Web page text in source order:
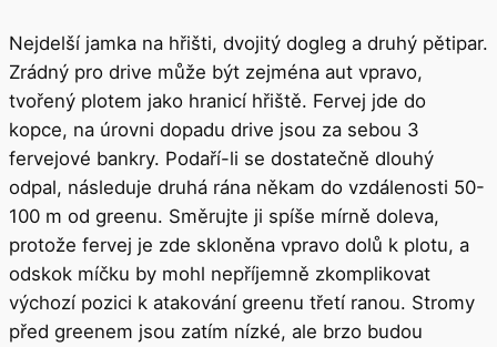
Nejdelší jamka na hřišti, dvojitý dogleg a druhý pětipar.
Zrádný pro drive může být zejména aut vpravo,
tvořený plotem jako hranicí hřiště. Fervej jde do
kopce, na úrovni dopadu drive jsou za sebou 3
fervejové bankry. Podaří-li se dostatečně dlouhý
odpal, následuje druhá rána někam do vzdálenosti 50-
100 m od greenu. Směrujte ji spíše mírně doleva,
protože fervej je zde skloněna vpravo dolů k plotu, a
odskok míčku by mohl nepříjemně zkomplikovat
výchozí pozici k atakování greenu třetí ranou. Stromy
před greenem jsou zatím nízké, ale brzo budou